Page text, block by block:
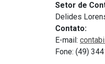
Setor de
Delides
Contato:
E-mail:
Fone: (49)